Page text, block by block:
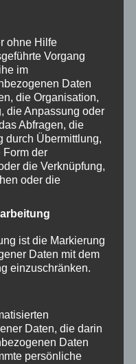
geöffnet
Fischer ist neuer
gesperrt
im Ortszentrum
auf dem Grünten
Juli 2024
ohne Hilfe
Vorgang
im
Daten
die Organisation,
die Anpassung oder
Abfragen, die
durch Übermittlung,
Form der
die Verknüpfung,
oder die
ist die Markierung
Daten mit dem
einzuschränken.
Daten, die darin
Daten
persönliche